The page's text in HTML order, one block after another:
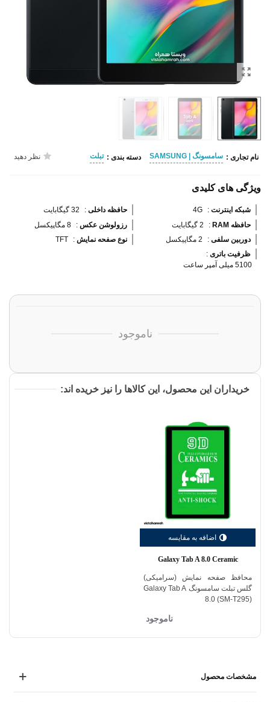
نام تجاری : سامسونگ | SAMSUNG دسته بندی : تبلت نظر دهید
ویژگی های کلیدی
شبکه اینترنت :
4G حافظه داخلی :
32 گیگابایت
حافظه RAM
: 2 گیگابایت رزولوشن عکس :
8 مگاپیکسل
دوربین سلفی : 2 مگاپیکسل نوع صفحه نمایش :
TFT
ظرفیت باتری :
5100 میلی آمپر ساعت
ناموجود
خریداران این محصول، این کالاها را نیز خریده اند:
اضافه به مقایسه
Galaxy Tab A 8.0 Ceramic
محافظ صفحه نمایش (سرامیکی)
گلس تبلت سامسونگ Galaxy Tab A
8.0 (SM-T295)
ناموجود
مشخصات محصول